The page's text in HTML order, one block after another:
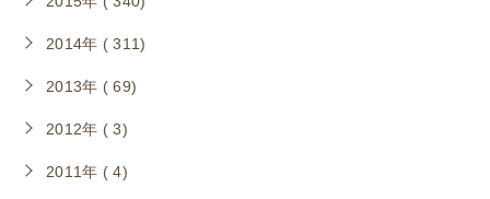
2014年 ( 311)
2013年 ( 69)
2012年 ( 3)
2011年 ( 4)